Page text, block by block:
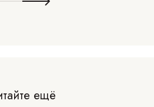
ещё